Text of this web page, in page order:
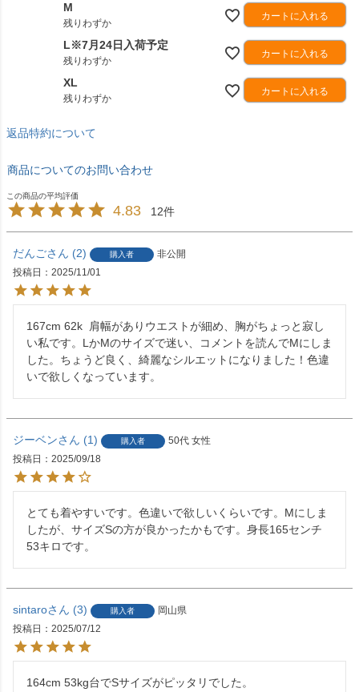
M
残りわずか
カートに入れる
L※7月24日入荷予定
残りわずか
カートに入れる
XL
残りわずか
カートに入れる
返品特約について
商品についてのお問い合わせ
4.83 12
だんご 2 購入者
非公開
投稿日
2025/11/01
167cm 62k  肩幅がありウエストが細め、胸がちょっと寂し
い私です。LかMのサイズで迷い、コメントを読んでMにしま
した。ちょうど良く、綺麗なシルエットになりました！色違
いで欲しくなっています。
ジーベン 1 購入者 50代 女性
投稿日
2025/09/18
とても着やすいです。色違いで欲しいくらいです。Mにしま
したが、サイズSの方が良かったかもです。身長165センチ
sintaro 3 購入者
岡山県
投稿日
2025/07/12
164cm 53kg台でSサイズがピッタリでした。